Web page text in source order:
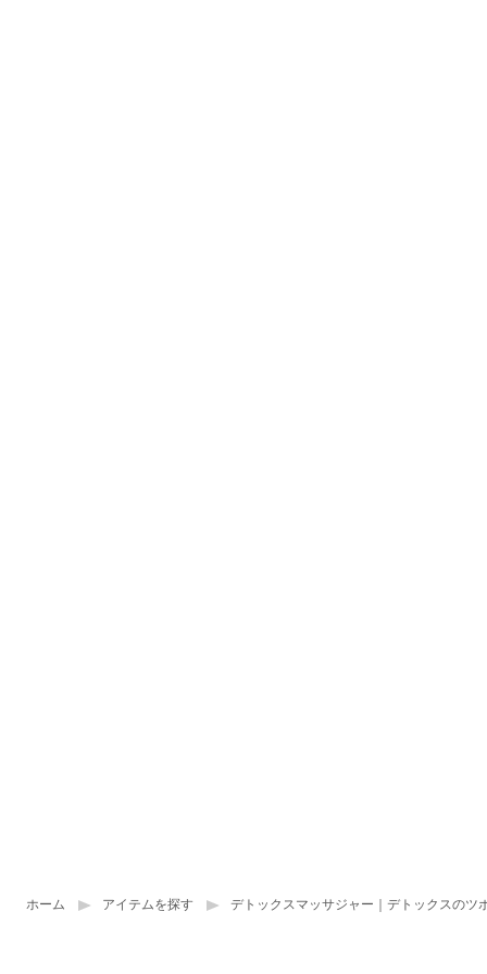
ホーム アイテムを探す デトックスマッサジャー｜デトックスのツ